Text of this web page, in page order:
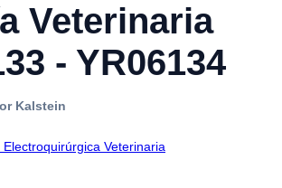
Veterinaria
- YR06134
Kalstein
Electroquirúrgica Veterinaria